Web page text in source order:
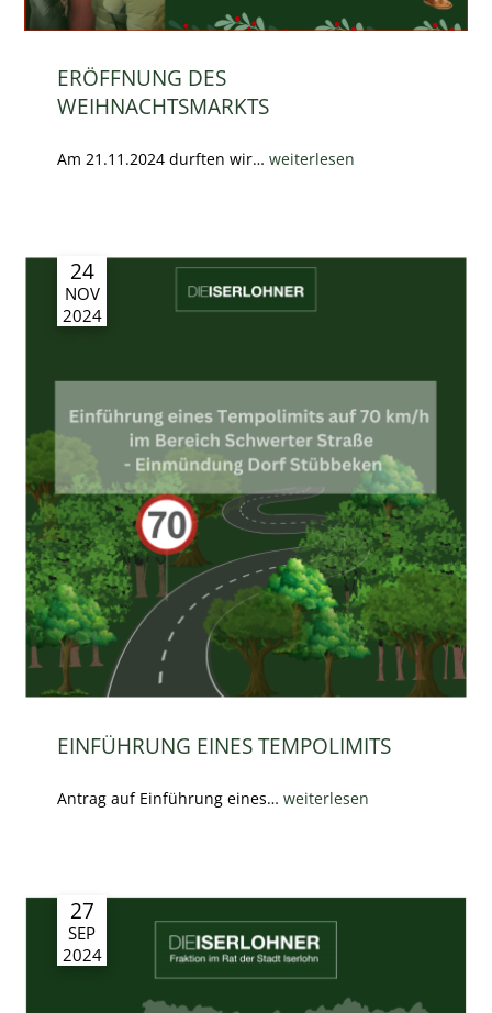
ERÖFFNUNG DES
WEIHNACHTSMARKTS
Am 21.11.2024 durften wir…weiterlesen
24
NOV
2024
EINFÜHRUNG EINES TEMPOLIMITS
Antrag auf Einführung eines…weiterlesen
27
SEP
2024